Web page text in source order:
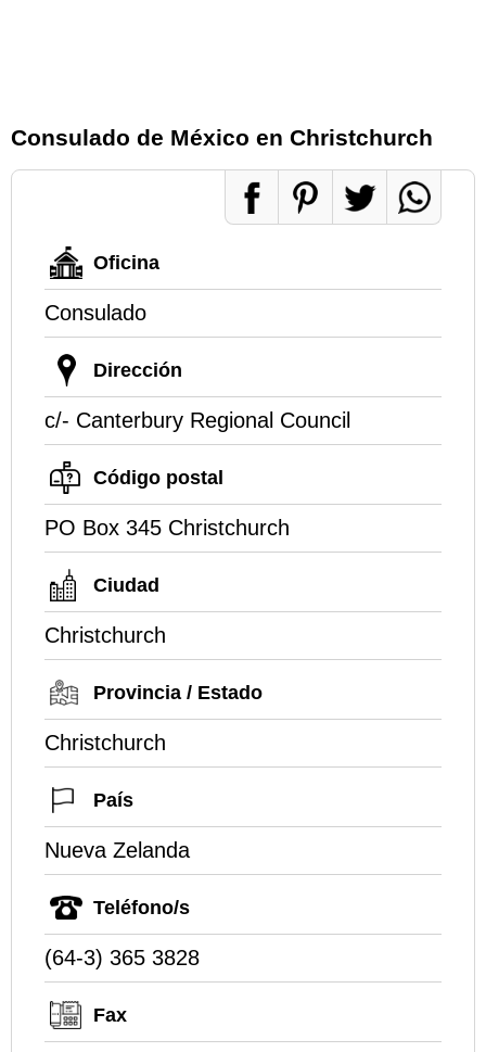
Consulado de México en Christchurch
Oficina
Consulado
Dirección
c/- Canterbury Regional Council
Código postal
PO Box 345 Christchurch
Ciudad
Christchurch
Provincia / Estado
Christchurch
País
Nueva Zelanda
Teléfono/s
(64-3) 365 3828
Fax